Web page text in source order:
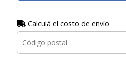
Calculá el costo de envío